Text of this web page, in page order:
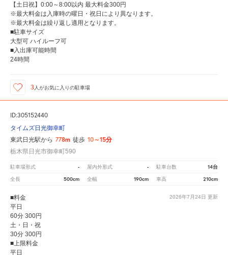
【土日祝】0:00～8:00以内 最大料金300円
※最大料金は入庫時の曜日・祝日により異なります。
※最大料金は繰り返し適用となります。
■駐車サイズ
大型可 ハイルーフ可
■入出庫可能時間
24時間
3人がお気に入りの駐車場
ID:305152440
タイムズ日光御幸町
東武日光駅から 778m 徒歩 10～15分
栃木県日光市御幸町590
駐車場形式 - 屋内外形式 - 駐車台数 14台
全長 500cm 全幅 190cm 車高 210cm
2026年7月24日 更新
■料金
平日
60分 300円
土・日・祝
30分 300円
■上限料金
平日